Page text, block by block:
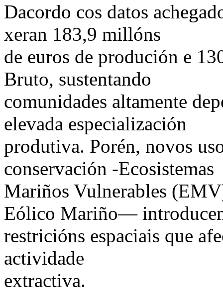
Dacordo cos datos
xeran 183,9 millóns
de euros de produción e
Bruto, sustentando
comunidades altamente
elevada especialización
produtiva. Porén, novos
conservación -Ecosistemas
Mariños Vulnerables
Eólico Mariño—
restricións espaciais que
actividade
extractiva.